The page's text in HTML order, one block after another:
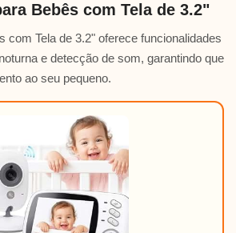
Bebês com Tela de 3.2"
com Tela de 3.2" oferece funcionalidades
e detecção de som, garantindo que
ao seu pequeno.